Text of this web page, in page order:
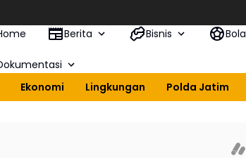
Berita Bisnis Bola
Ekonomi Lingkungan Polda Jatim